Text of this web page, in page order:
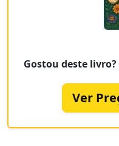
Gostou deste
Ver